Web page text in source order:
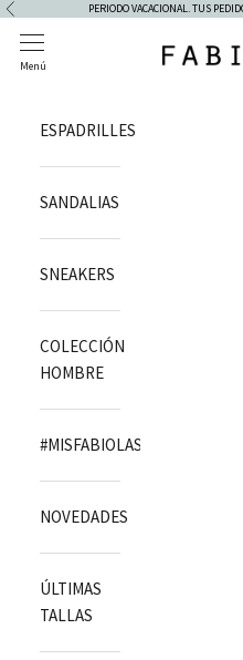
Skip to content
Previous PERIODO VACACIONAL. TUS
Fabiolas
Open navigation menu
Menú
ESPADRILLES
SANDALIAS
SNEAKERS
COLECCIÓN
HOMBRE
#MISFABIOLAS
NOVEDADES
ÚLTIMAS
TALLAS